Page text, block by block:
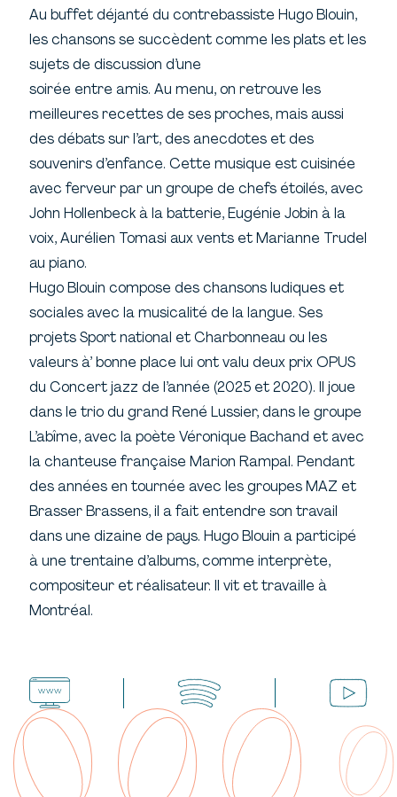
Au buffet déjanté du contrebassiste Hugo Blouin,
les chansons se succèdent comme les plats et les
sujets de discussion d’une
soirée entre amis. Au menu, on retrouve les
meilleures recettes de ses proches, mais aussi
des débats sur l’art, des anecdotes et des
souvenirs d’enfance. Cette musique est cuisinée
avec ferveur par un groupe de chefs étoilés, avec
John Hollenbeck à la batterie, Eugénie Jobin à la
voix, Aurélien Tomasi aux vents et Marianne Trudel
au piano.
Hugo Blouin compose des chansons ludiques et
sociales avec la musicalité de la langue. Ses
projets Sport national et Charbonneau ou les
valeurs à’ bonne place lui ont valu deux prix OPUS
du Concert jazz de l’année (2025 et 2020). Il joue
dans le trio du grand René Lussier, dans le groupe
L’abîme, avec la poète Véronique Bachand et avec
la chanteuse française Marion Rampal. Pendant
des années en tournée avec les groupes MAZ et
Brasser Brassens, il a fait entendre son travail
dans une dizaine de pays. Hugo Blouin a participé
à une trentaine d’albums, comme interprète,
compositeur et réalisateur. Il vit et travaille à
Montréal.